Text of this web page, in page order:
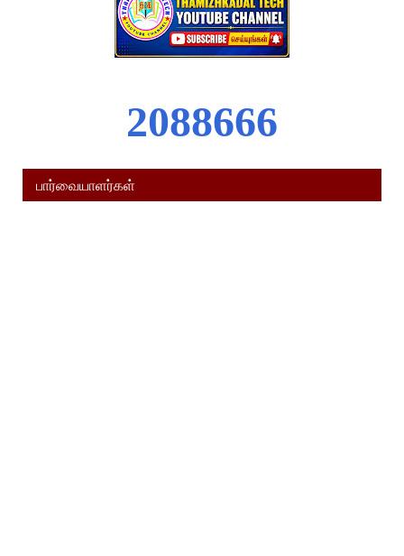
2088666
பார்வையாளர்கள்